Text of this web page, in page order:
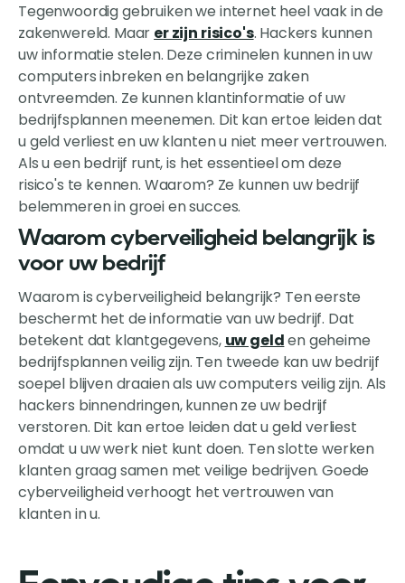
Tegenwoordig gebruiken we internet heel vaak in de
zakenwereld. Maar er zijn risico's. Hackers kunnen
uw informatie stelen. Deze criminelen kunnen in uw
computers inbreken en belangrijke zaken
ontvreemden. Ze kunnen klantinformatie of uw
bedrijfsplannen meenemen. Dit kan ertoe leiden dat
u geld verliest en uw klanten u niet meer vertrouwen.
Als u een bedrijf runt, is het essentieel om deze
risico's te kennen. Waarom? Ze kunnen uw bedrijf
belemmeren in groei en succes.
Waarom cyberveiligheid belangrijk is
voor uw bedrijf
Waarom is cyberveiligheid belangrijk? Ten eerste
beschermt het de informatie van uw bedrijf. Dat
betekent dat klantgegevens, uw gelden geheime
bedrijfsplannen veilig zijn. Ten tweede kan uw bedrijf
soepel blijven draaien als uw computers veilig zijn. Als
hackers binnendringen, kunnen ze uw bedrijf
verstoren. Dit kan ertoe leiden dat u geld verliest
omdat u uw werk niet kunt doen. Ten slotte werken
klanten graag samen met veilige bedrijven. Goede
cyberveiligheid verhoogt het vertrouwen van
klanten in u.